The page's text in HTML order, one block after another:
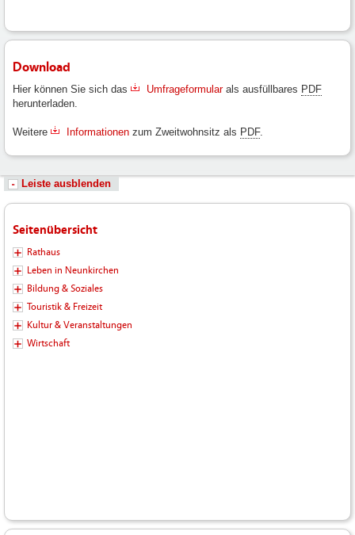
Download
Hier können Sie sich das Umfrageformular als ausfüllbares PDF
herunterladen.
Weitere Informationen zum Zweitwohnsitz als PDF.
Leiste ausblenden
Seitenübersicht
Rathaus
Leben in Neunkirchen
Bildung & Soziales
Touristik & Freizeit
Kultur & Veranstaltungen
Wirtschaft